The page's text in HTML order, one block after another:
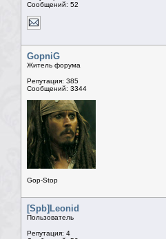
Сообщений: 52
GopniG
Житель форума
Репутация: 385
Сообщений: 3344
Gop-Stop
[Spb]Leonid
Пользователь
Репутация: 4